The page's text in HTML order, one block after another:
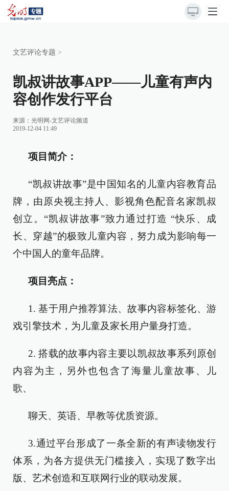
文艺评论专题 >
凯叔讲故事APP——儿童有声内
容创作发行平台
来源： 光明网-文艺评论频道
2019-12-04 11:49
项目简介：
“凯叔讲故事”是中国知名的儿童内容教育品
牌，由原央视主持人、影视角色配音名家凯叔
创立。“凯叔讲故事”致力通过打造 “快乐、成
长、穿越”的极致儿童内容，努力成为影响每一
个中国人的童年品牌。
项目亮点：
1. 基于用户推荐算法、故事内容标签化、游
戏引擎技术，为儿童及家长用户量身打造。
2. 搭载的故事内容主要以凯叔故事系列原创
内容为主，另外也包含了海量儿童故事、儿
歌、
聊天、英语、早教等优质资源。
3.通过平台形成了一条全新的有声读物发行
体系，为各方提供无门槛接入，实现了数字出
版、艺术创造和互联网行业的联动发展。